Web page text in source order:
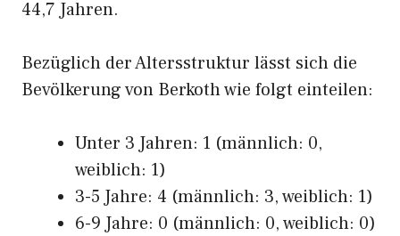
44,7 Jahren.
Bezüglich der Altersstruktur lässt sich die
Bevölkerung von Berkoth wie folgt einteilen:
Unter 3 Jahren: 1 (männlich: 0,
weiblich: 1)
3-5 Jahre: 4 (männlich: 3, weiblich: 1)
6-9 Jahre: 0 (männlich: 0, weiblich: 0)